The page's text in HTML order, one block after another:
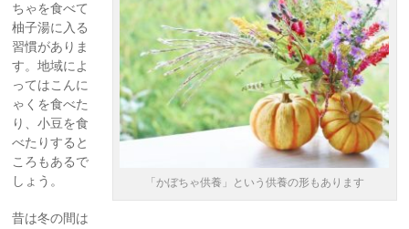
「かぼちゃ供養」という供養の形もあります
ちゃを食べて
柚子湯に入る
習慣がありま
す。地域によ
ってはこんに
ゃくを食べた
り、小豆を食
べたりすると
ころもあるで
しょう。
昔は冬の間は